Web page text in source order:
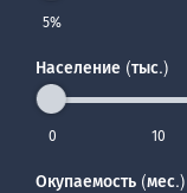
5%
Население (тыс.)
0 10
Окупаемость (мес.)